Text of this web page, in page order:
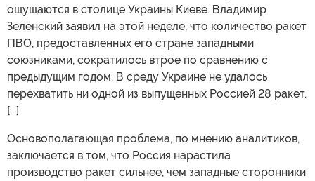
ощущаются в столице Украины Киеве. Владимир
Зеленский заявил на этой неделе, что количество ракет
ПВО, предоставленных его стране западными
союзниками, сократилось втрое по сравнению с
предыдущим годом. В среду Украине не удалось
перехватить ни одной из выпущенных Россией 28 ракет.
[...]
Основополагающая проблема, по мнению аналитиков,
заключается в том, что Россия нарастила
производство ракет сильнее, чем западные сторонники